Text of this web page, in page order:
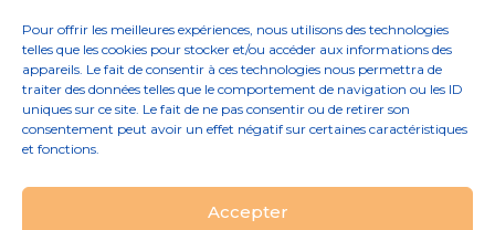
Pour offrir les meilleures expériences, nous utilisons des technologies
telles que les cookies pour stocker et/ou accéder aux informations des
appareils. Le fait de consentir à ces technologies nous permettra de
traiter des données telles que le comportement de navigation ou les ID
uniques sur ce site. Le fait de ne pas consentir ou de retirer son
consentement peut avoir un effet négatif sur certaines caractéristiques
et fonctions.
Accepter
avril 2023
mars 2023
02 96 52 68 68